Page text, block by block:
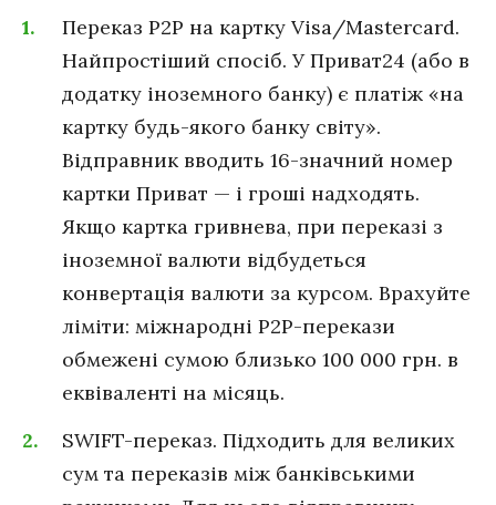
Переказ P2P на картку Visa/Mastercard.
Найпростіший спосіб. У Приват24 (або в
додатку іноземного банку) є платіж «на
картку будь-якого банку світу».
Відправник вводить 16-значний номер
картки Приват — і гроші надходять.
Якщо картка гривнева, при переказі з
іноземної валюти відбудеться
конвертація валюти за курсом. Врахуйте
ліміти: міжнародні P2P-перекази
обмежені сумою близько 100 000 грн. в
еквіваленті на місяць.
SWIFT-переказ. Підходить для великих
сум та переказів між банківськими